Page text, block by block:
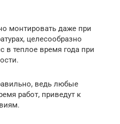
монтировать даже при
целесообразно
в теплое время года при
ведь любые
работ, приведут к